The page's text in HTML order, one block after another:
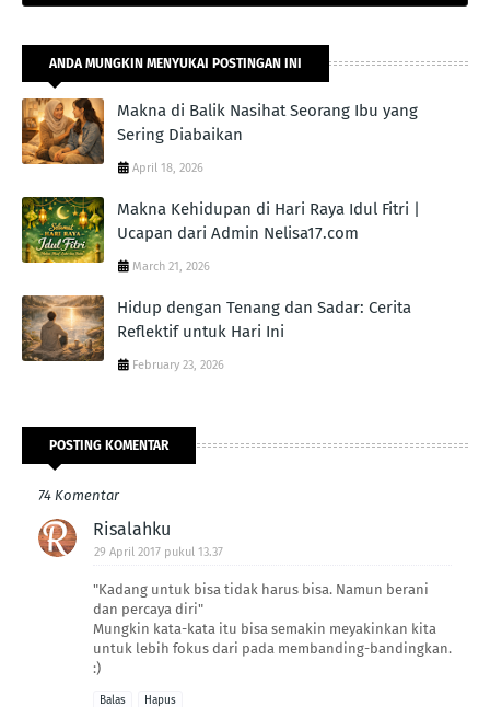
ANDA MUNGKIN MENYUKAI POSTINGAN INI
Makna di Balik Nasihat Seorang Ibu yang
Sering Diabaikan
April 18, 2026
Makna Kehidupan di Hari Raya Idul Fitri |
Ucapan dari Admin Nelisa17.com
March 21, 2026
Hidup dengan Tenang dan Sadar: Cerita
Reflektif untuk Hari Ini
February 23, 2026
POSTING KOMENTAR
74 Komentar
Risalahku
29 April 2017 pukul 13.37
"Kadang untuk bisa tidak harus bisa. Namun berani
dan percaya diri"
Mungkin kata-kata itu bisa semakin meyakinkan kita
untuk lebih fokus dari pada membanding-bandingkan.
:)
Balas Hapus